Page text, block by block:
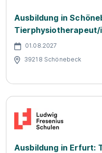
Ausbildung in
Tierphysiotherapeut/
01.08.2027
39218 Schönebeck
Ausbildung in Erfurt: